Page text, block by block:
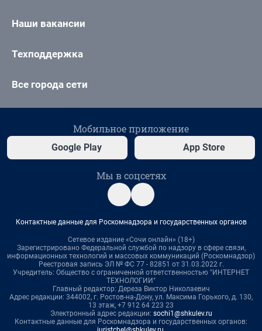
Наши вакансии
Техподдержка
Все города сети
Мобильное приложение
Google Play App Store
Мы в соцсетях
Контактные данные для Роскомнадзора и государственных органов
Сетевое издание «Сочи онлайн» (18+)
Зарегистрировано Федеральной службой по надзору в сфере связи,
информационных технологий и массовых коммуникаций (Роскомнадзор)
Реестровая запись ЭЛ № ФС 77 - 82851 от 31.03.2022 г.
Учредитель: Общество с ограниченной ответственностью "ИНТЕРНЕТ
ТЕХНОЛОГИИ"
Главный редактор: Дереза Виктор Николаевич
Адрес редакции: 344002, г. Ростов-на-Дону, ул. Максима Горького, д. 130,
13 этаж, +7 912 64 223 23
Электронный адрес редакции: sochi1@shkulev.ru
Контактные данные для Роскомнадзора и государственных органов: